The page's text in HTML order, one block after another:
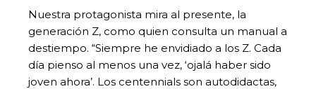
Nuestra protagonista mira al presente, la
generación Z, como quien consulta un manual a
destiempo. “Siempre he envidiado a los Z. Cada
día pienso al menos una vez, ‘ojalá haber sido
joven ahora’. Los centennials son autodidactas,